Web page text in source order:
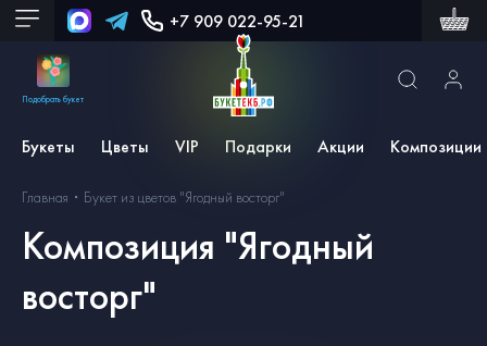
+7 909 022-95-21
Подобрать букет
Букеты Цветы VIP Подарки Акции Композиции
Главная Букет из цветов "Ягодный восторг"
Композиция "Ягодный
восторг"